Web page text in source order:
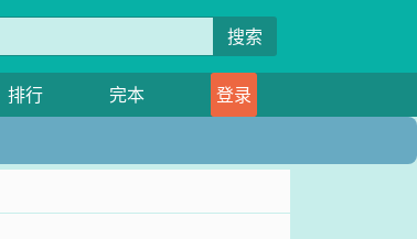
搜索
排行 完本
登录